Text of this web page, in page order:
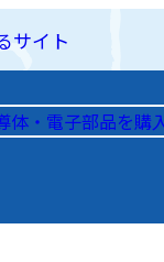
サイト
体・電子部品を購